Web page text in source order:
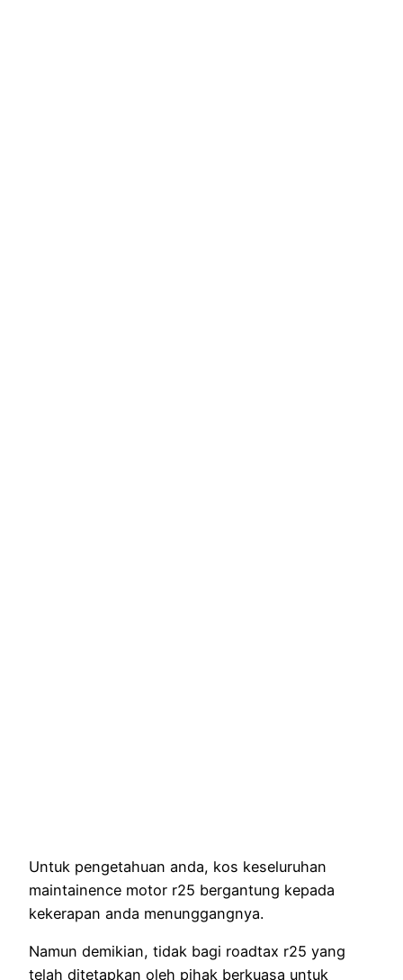
Untuk pengetahuan anda, kos keseluruhan
maintainence motor r25 bergantung kepada
kekerapan anda menunggangnya.
Namun demikian, tidak bagi roadtax r25 yang
telah ditetapkan oleh pihak berkuasa untuk